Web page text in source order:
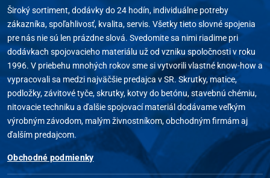
Široký sortiment, dodávky do 24 hodín, individuálne potreby
zákazníka, spoľahlivosť, kvalita, servis. Všetky tieto slovné spojenia
pre nás nie sú len prázdne slová. Svedomite sa nimi riadime pri
dodávkach spojovacieho materiálu už od vzniku spoločnosti v roku
1996. V priebehu mnohých rokov sme si vytvorili vlastné know-how a
vypracovali sa medzi najväčšie predajca v SR. Skrutky, matice,
podložky, závitové tyče, skrutky, kotvy do betónu, stavebnú chémiu,
nitovacie techniku a ďalšie spojovací materiál dodávame veľkým
výrobným závodom, malým živnostníkom, obchodným firmám aj
ďalším predajcom.
Obchodné podmienky